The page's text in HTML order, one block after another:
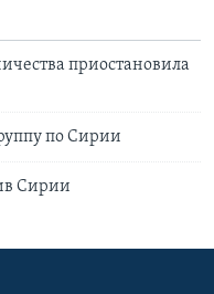
приостановила
по Сирии
Сирии